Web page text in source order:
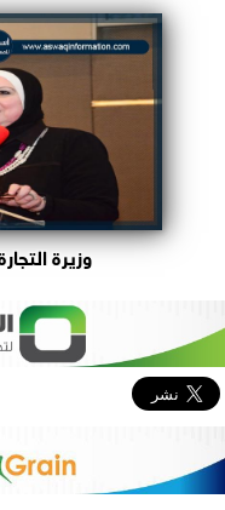
وزيرة